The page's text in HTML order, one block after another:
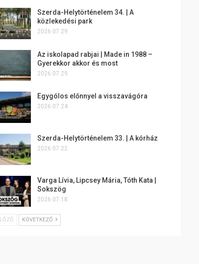
Szerda-Helytörténelem 34. | A
közlekedési park
2026.07.29.
Az iskolapad rabjai | Made in 1988 –
Gyerekkor akkor és most
2026.07.29.
Egygólos előnnyel a visszavágóra
2026.07.24.
Szerda-Helytörténelem 33. | A kórház
2026.07.22.
Varga Lívia, Lipcsey Mária, Tóth Kata |
Sokszög
2026.07.18.
KÖVETKEZŐ